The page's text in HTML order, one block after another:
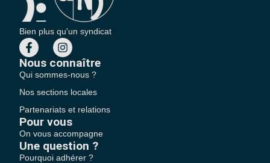
Bien plus qu'un syndicat
Nous connaître
Qui sommes-nous ?
Nos sections locales
Partenariats et relations
Pour vous
On vous accompagne
Une question ?
Pourquoi adhérer ?